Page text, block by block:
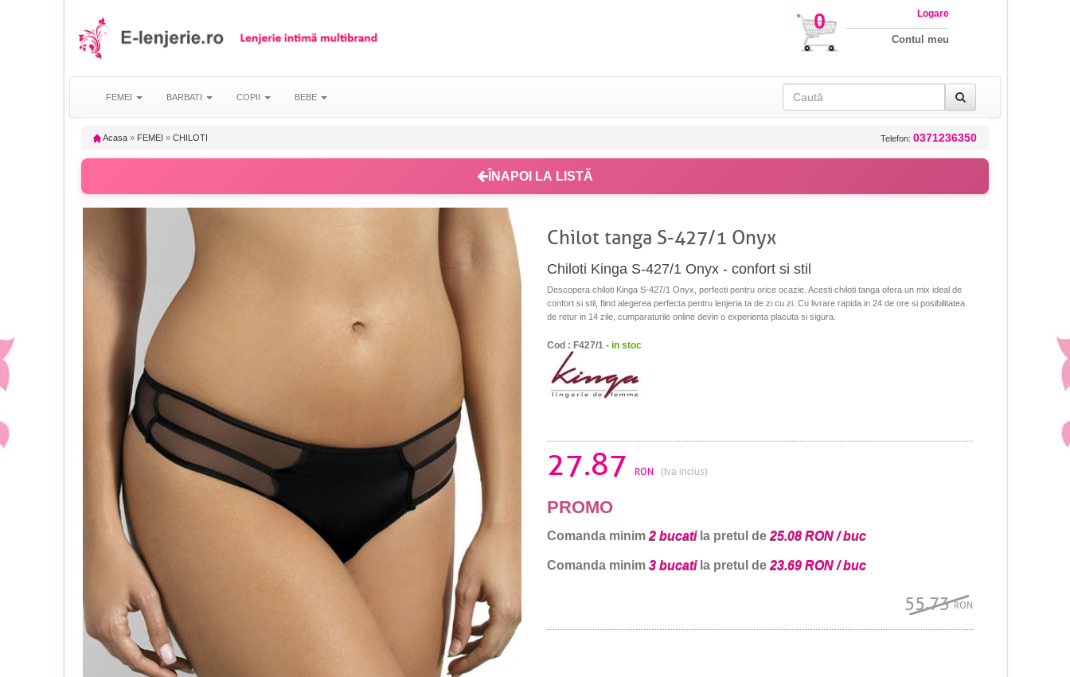
0 Logare
Contul meu
FEMEI BARBATI COPII BEBE
Acasa » FEMEI » CHILOTI Telefon: 0371236350
ÎNAPOI LA LISTĂ
Chilot tanga S-427/1 Onyx
Chiloti Kinga S-427/1 Onyx - confort si stil
Descopera chiloti Kinga S-427/1 Onyx, perfecti pentru orice ocazie. Acesti chiloti tanga ofera un mix ideal de
confort si stil, fiind alegerea perfecta pentru lenjeria ta de zi cu zi. Cu livrare rapida in 24 de ore si posibilitatea
de retur in 14 zile, cumparaturile online devin o experienta placuta si sigura.
Cod : F427/1 - in stoc
27.87 RON (tva inclus)
PROMO
Comanda minim 2 bucatila pretul de 25.08 RON / buc
Comanda minim 3 bucatila pretul de 23.69 RON / buc
55.73RON